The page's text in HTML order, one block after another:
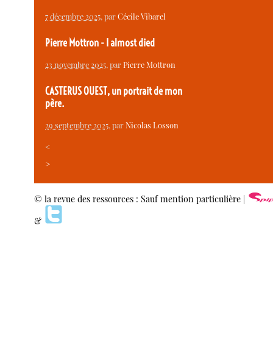
7 décembre 2025, parCécile Vibarel
Pierre Mottron - I almost died
23 novembre 2025, parPierre Mottron
CASTERUS OUEST, un portrait de mon
père.
29 septembre 2025, parNicolas Losson
<
>
© la revue des ressources : Sauf mention particulière |
&